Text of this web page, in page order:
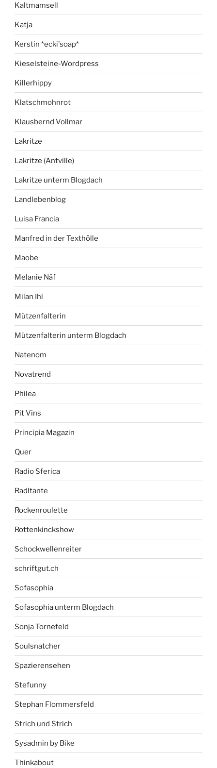
Kaltmamsell
Katja
Kerstin *ecki'soap*
Kieselsteine-Wordpress
Killerhippy
Klatschmohnrot
Klausbernd Vollmar
Lakritze
Lakritze (Antville)
Lakritze unterm Blogdach
Landlebenblog
Luisa Francia
Manfred in der Texthölle
Maobe
Melanie Näf
Milan Ihl
Mützenfalterin
Mützenfalterin unterm Blogdach
Natenom
Novatrend
Philea
Pit Vins
Principia Magazin
Quer
Radio Sferica
Radltante
Rockenroulette
Rottenkinckshow
Schockwellenreiter
schriftgut.ch
Sofasophia
Sofasophia unterm Blogdach
Sonja Tornefeld
Soulsnatcher
Spazierensehen
Stefunny
Stephan Flommersfeld
Strich und Strich
Sysadmin by Bike
Thinkabout